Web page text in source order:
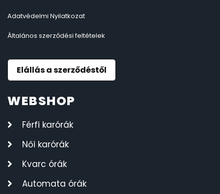
Adatvédelmi Nyilatkozat
Általános szerződési feltételek
Elállás a szerződéstől
WEBSHOP
Férfi karórák
Női karórák
Kvarc órák
Automata órák